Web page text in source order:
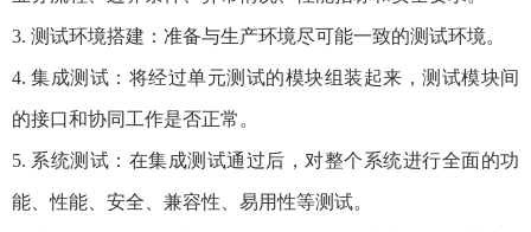
3. 测试环境搭建：准备与生产环境尽可能一致的测试环境。
4. 集成测试：将经过单元测试的模块组装起来，测试模块间
的接口和协同工作是否正常。
5. 系统测试：在集成测试通过后，对整个系统进行全面的功
能、性能、安全、兼容性、易用性等测试。